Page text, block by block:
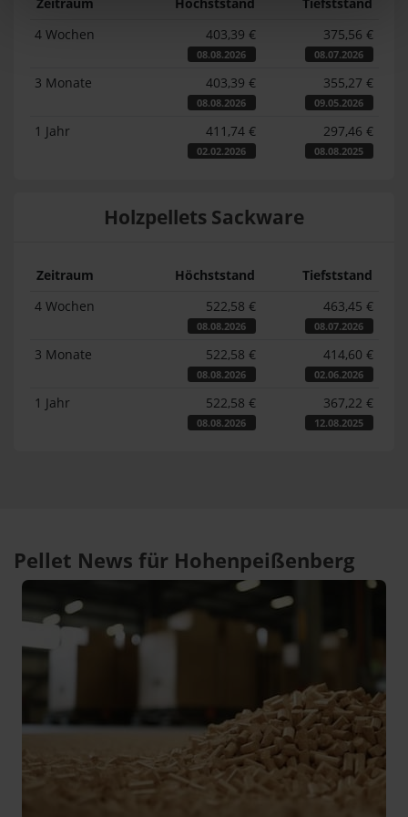
4 Wochen
403,39 €
08.08.2026
375,56 €
08.07.2026
3 Monate 403,39 €
08.08.2026
355,27 €
09.05.2026
1 Jahr 411,74 €
02.02.2026
297,46 €
08.08.2025
Holzpellets Sackware
Zeitraum Höchststand
Tiefststand
4 Wochen
522,58 €
08.08.2026
463,45 €
08.07.2026
3 Monate 522,58 €
08.08.2026
414,60 €
02.06.2026
1 Jahr 522,58 €
08.08.2026
367,22 €
12.08.2025
Pellet News für Hohenpeißenberg